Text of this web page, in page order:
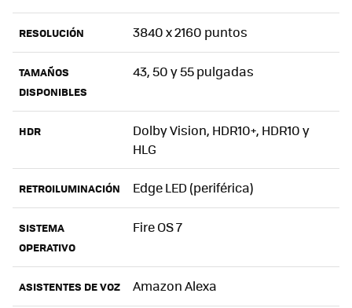
RESOLUCIÓN 3840 x 2160 puntos
TAMAÑOS
DISPONIBLES
43, 50 y 55 pulgadas
HDR
Dolby Vision, HDR10+, HDR10 y
HLG
RETROILUMINACIÓN Edge LED (periférica)
SISTEMA
OPERATIVO
Fire OS 7
ASISTENTES DE VOZ Amazon Alexa